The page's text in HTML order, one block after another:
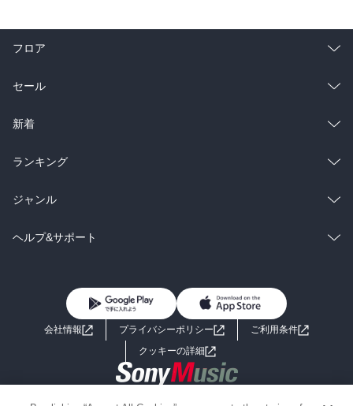
フロア
総合
ラノベ
雑誌・グラビア
BL・TL
セール
総合
ラノベ
雑誌・グラビア
BL・TL
新着
総合
ラノベ
雑誌・グラビア
ランキング
総合
ラノベ
ジャンル
コミック
ライトノベル 男子向けラノベ
小説
海外小説
ヘルプ&サポート
よくあるご質問 お問い合わせ
会社情報 プライバシーポリシー
ご利用条件
クッキーの詳細
Copyright 2017 - 2026 Sony Music Entertainment(Japan) Inc.